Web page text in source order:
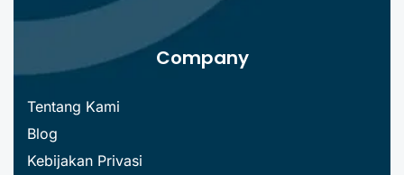
Company
Tentang Kami
Blog
Kebijakan Privasi